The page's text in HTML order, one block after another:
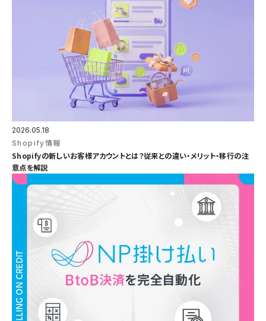
2026.05.18
Shopify情報
Shopifyの新しいお客様アカウントとは？従来との違い・メリット・移行の注
意点を解説